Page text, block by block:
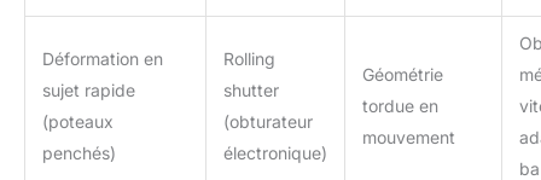
Déformation en
sujet rapide
(poteaux
penchés)
Rolling
shutter
(obturateur
électronique)
Géométrie
tordue en
mouvement